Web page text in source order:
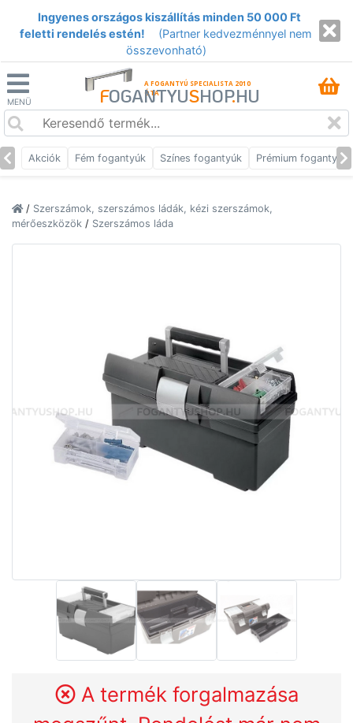
Ingyenes országos kiszállítás minden 50 000 Ft
feletti rendelés estén!
(Partner kedvezménnyel nem
összevonható)
MENÜ
A FOGANTYÚ SPECIALISTA 2010
ÓTA
FOGANTYUSHOP.HU
Akciók Fém fogantyúk Színes fogantyúk Prémium fogantyúk
/ Szerszámok, szerszámos ládák, kézi szerszámok,
mérőeszközök / Szerszámos láda
A termék forgalmazása